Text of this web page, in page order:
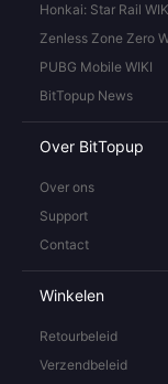
Honkai: Star Rail
Zenless Zone Zero
PUBG Mobile WIKI
BitTopup News
Over BitTopup
Over ons
Support
Contact
Winkelen
Retourbeleid
Verzendbeleid